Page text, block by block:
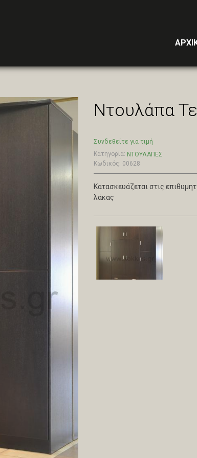
Ντουλάπα
Συνδεθείτε για τιμή
Κατηγορία: ΝΤΟΥΛΑΠΕΣ
Κωδικός: 00628
Κατασκευάζεται στις
λάκας